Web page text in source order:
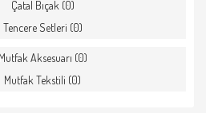
Çatal Bıçak (0)
Tencere Setleri (0)
Mutfak Aksesuarı (0)
Mutfak Tekstili (0)